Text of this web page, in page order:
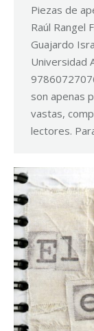
Piezas de
Raúl Rangel
Guajardo
Universidad
son apenas
vastas,
lectores.